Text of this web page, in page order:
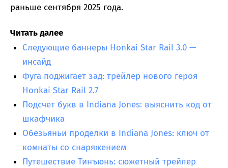
раньше сентября 2025 года.
Читать далее
Следующие баннеры Honkai Star Rail 3.0 —
инсайд
Фуга поджигает зад: трейлер нового героя
Honkai Star Rail 2.7
Подсчет букв в Indiana Jones: выяснить код от
шкафчика
Обезьяньи проделки в Indiana Jones: ключ от
комнаты со снаряжением
Путешествие Тинъюнь: сюжетный трейлер